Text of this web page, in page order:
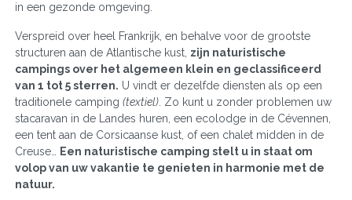
in een gezonde omgeving.
Verspreid over heel Frankrijk, en behalve voor de grootste
structuren aan de Atlantische kust, zijn naturistische
campings over het algemeen klein en geclassificeerd
van 1 tot 5 sterren. U vindt er dezelfde diensten als op een
traditionele camping (textiel) . Zo kunt u zonder problemen uw
stacaravan in de Landes huren, een ecolodge in de Cévennen,
een tent aan de Corsicaanse kust, of een chalet midden in de
Creuse…
Een naturistische camping stelt u in staat om
volop van uw vakantie te genieten in harmonie met de
natuur.